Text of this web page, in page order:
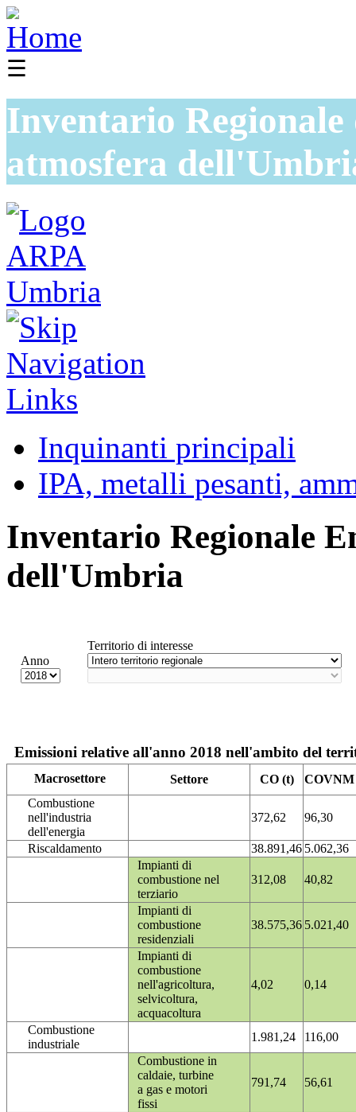
☰
Inventario
atmosfera
Inquinanti principali
IPA, metalli pesanti,
Inventario Regionale
dell'Umbria
Anno
Territorio di interesse
Emissioni relative all'anno 2018 nell'ambito del
Macrosettore Settore CO (t)
COVNM
Combustione
nell'industria
dell'energia
372,62 96,30
Riscaldamento 38.891,46 5.062,36
Impianti di
combustione nel
terziario
312,08 40,82
Impianti di
combustione
residenziali
38.575,36 5.021,40
Impianti di
combustione
nell'agricoltura,
selvicoltura,
acquacoltura
4,02 0,14
Combustione
industriale
1.981,24
116,00
Combustione in
caldaie, turbine
a gas e motori
fissi
791,74 56,61